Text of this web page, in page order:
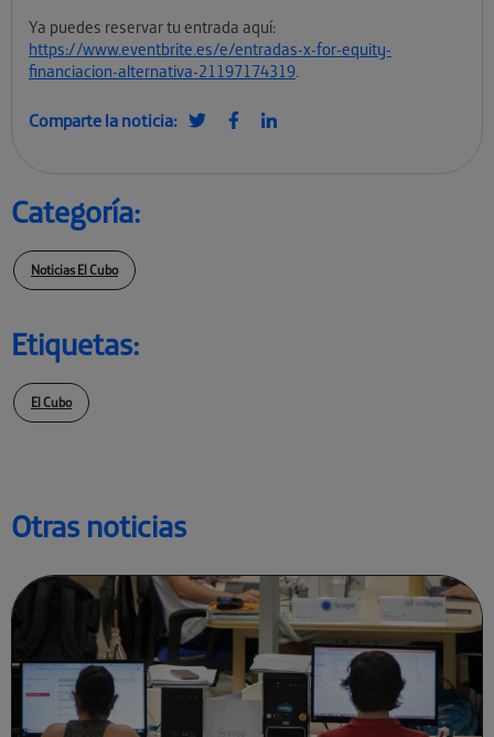
Otras noticias
Ya puedes reservar tu entrada aquí:
https://www.eventbrite.es/e/entradas-x-for-equity-
financiacion-alternativa-21197174319.
Comparte la noticia:
Categoría:
Noticias El Cubo
Etiquetas:
El Cubo